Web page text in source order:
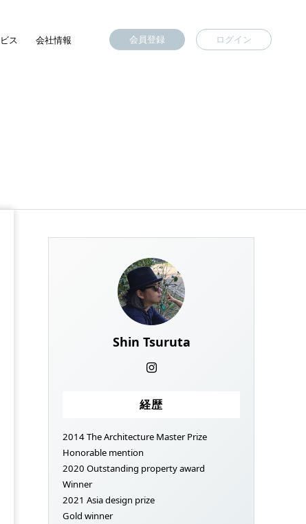
ス 会社情報 会員登録 ログイン
Shin Tsuruta
経歴
2014 The Architecture Master Prize
Honorable mention
2020 Outstanding property award
Winner
2021 Asia design prize
Gold winner